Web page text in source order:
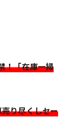
！「在庫一掃
り尽くしセー